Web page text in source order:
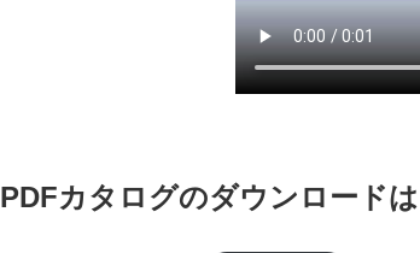
PDFカタログのダウンロード